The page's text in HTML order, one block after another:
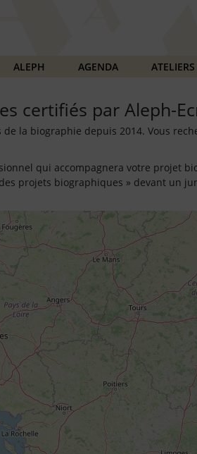
ALEPH AGENDA ATELIERS
certifiés par Aleph-
la biographie depuis 2014. Vous
qui accompagnera votre projet
projets biographiques » devant un